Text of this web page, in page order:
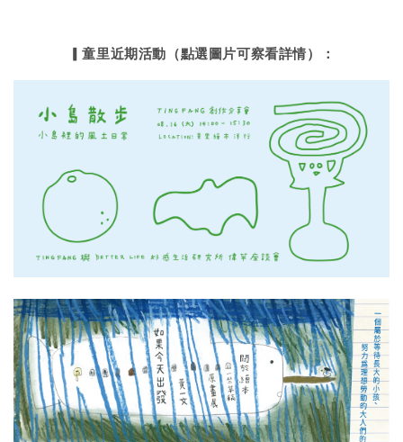
▎童里近期活動（點選圖片可察看詳情）：